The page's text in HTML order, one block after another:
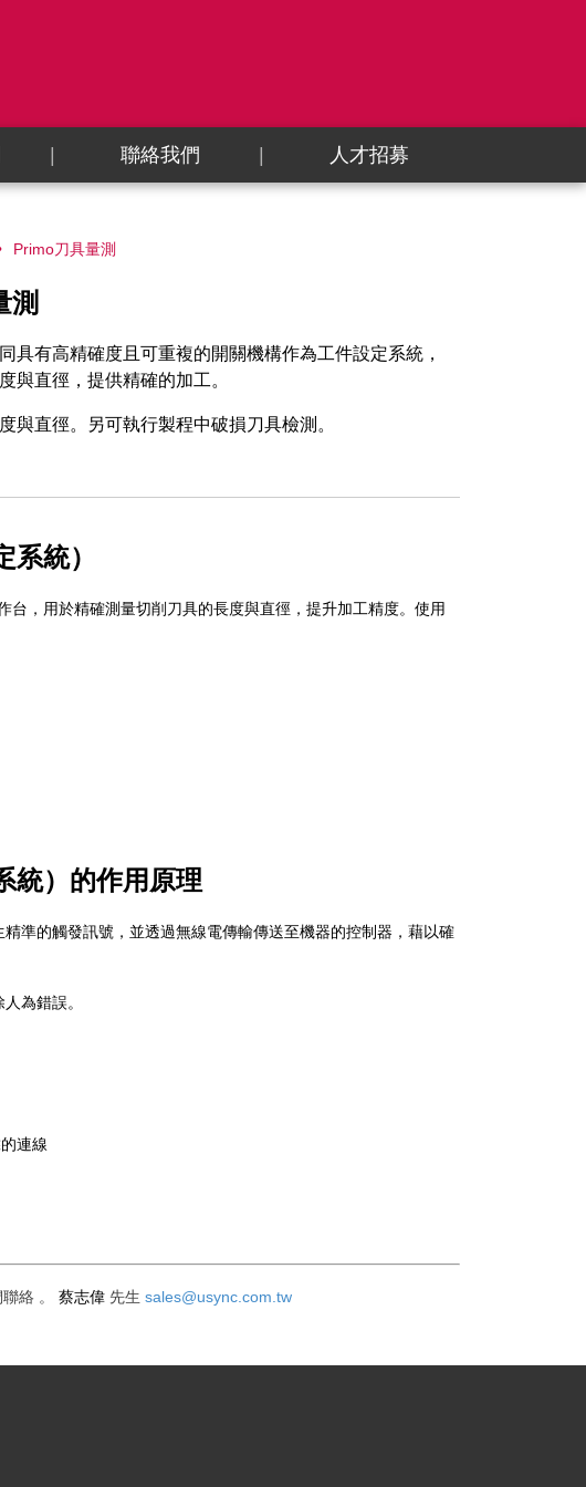
聯絡我們 人才招募
Primo刀具量測
測
具有高精確度且可重複的開關機構作為工件設定系統，
與直徑，提供精確的加工。
與直徑。另可執行製程中破損刀具檢測。
統）
台，用於精確測量切削刀具的長度與直徑，提升加工精度。使用
統）的作用原理
準的觸發訊號，並透過無線電傳輸傳送至機器的控制器，藉以確
為錯誤。
連線
聯絡 。 蔡志偉 先生 sales@usync.com.tw